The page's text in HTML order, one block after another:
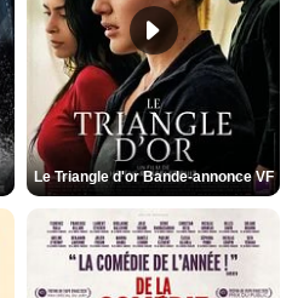
Le Triangle d'or Bande-annonce VF